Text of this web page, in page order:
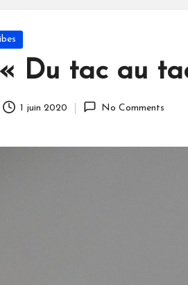
Du tac au
1 juin 2020 No Comments